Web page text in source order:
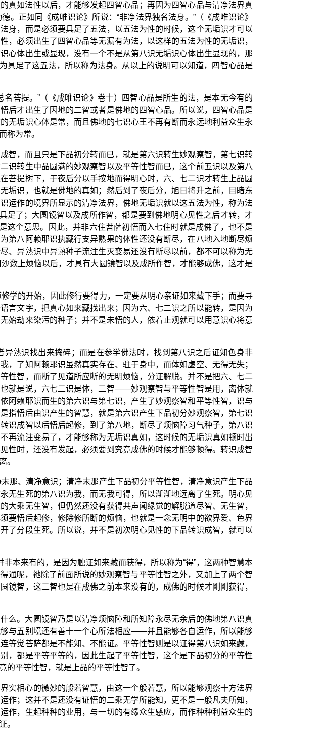
真如法性以后，才能够发起四智心品；再因为四智心品与清净法界真
正如同《成唯识论》所说：“非净法界独名法身。”（《成唯识论》
身，而是必须要具足了五法，以五法为性的时候，这个无垢识才可以
必须出生了四智心品等无漏有为法，以这样的五法为性的无垢识，
心体出生或显现，没有一个不是从第八识无垢识心体出生显现的，那
具足了这五法，所以称为法身。从以上的说明可以知道，四智心品是
菩提。”（《成唯识论》卷十）四智心品是所生的法，是本无今有的
后才出生了因地的二智或者是佛地的四智心品。所以说，四智心品是
无垢识心体是常，而且佛地的七识心王不再有断而永远地利益众生永
称为常。
智，而且只是下品初分转而已，就是第六识转生妙观察智，第七识转
识转生中品圆满的妙观察智以及平等性智而已，这个前五识以及第八
菩提树下，于夜后分以手按地而得明心时，六、七二识才转生上品圆
垢识，也就是佛地的真如；然后到了夜后分，旭日将升之前，目睹东
运作的境界所显示的清净法界，佛地无垢识就以这五法为性，称为法
足了；大圆镜智以及成所作智，都是要到佛地明心见性之后才转，才
这个意思。因此，并非六住菩萨初悟而入七住时就是成佛了，也不是
第八阿赖耶识执藏行支异熟果的体性还没有断尽，在八地入地断尽烦
、异熟识中异熟种子流注生灭变易还没有断尽以前，都不可以称为无
数上烦恼以后，才具有大圆镜智以及成所作智，才能够成佛，这才是
学的开始，因此修行要得力，一定要从明心亲证如来藏下手；而要寻
言文字，把真心如来藏找出来；因为六、七二识之所以能转，是因为
始劫来染污的种子；并不是未悟的人，依着止观就可以用意识心将意
熟识找出来捣碎；而是在参学佛法时，找到第八识之后证知色身非
了知阿赖耶识虽然真实存在、驻于身中，而体如虚空、无得无失；
性智，而断了见道所应断的无明烦恼，分证解脱。并不是把六、七二
就是说，六七二识是体，二智——妙观察智与平等性智是用，离体就
阿赖耶识而生的第六识与第七识，产生了妙观察智和平等性智，识与
指悟后由识产生的智慧，就是第六识产生下品初分妙观察智，第七识
识成智以后悟后起修，到了第八地，断尽了烦恼障习气种子，第八识
再流注变易了，才能够称为无垢识真如，这时候的无垢识真如顿时出
性时，还没有发起，必须要到究竟成佛的时候才能够顿得。转识成智
。
那、清净意识；清净末那产生下品初分平等性智，清净意识产生下品
无生死的第八识为我，而无我可得，所以渐渐地远离了生死。明心见
乘无生智，但仍然还没有获得共声闻缘觉的解脱道尽智、无生智，
要悟后起修，修除修所断的烦恼，也就是一念无明中的欲界爱、色界
了分段生死。所以说，并不是初次明心见性的下品转识成智，就可以
本来有的，是因为触证如来藏而获得，所以称为“得”，这两种智慧本
通呢，祂除了前面所说的妙观察智与平等性智之外，又加上了两个智
智，这二智也是在成佛之前本来没有的，成佛的时候才刚刚获得，
么。大圆镜智乃是以清净烦恼障和所知障永尽无余后的佛地第八识真
与五别境还有善十一个心所法相应——并且能够各自运作，所以能够
觉菩萨都是不能知、不能证。平等性智则是以证得第八识如来藏，
，都是平等平等的，因此生起了平等性智，这个是下品初分的平等性
平等性智，就是上品的平等性智了。
实相心的微妙的般若智慧，由这一个般若慧，所以能够观察十方法界
；这并不是还没有证悟的二乘无学所能知，更不是一般凡夫所知，
作，生起种种的业用，与一切的有缘众生感应，而作种种利益众生的
。